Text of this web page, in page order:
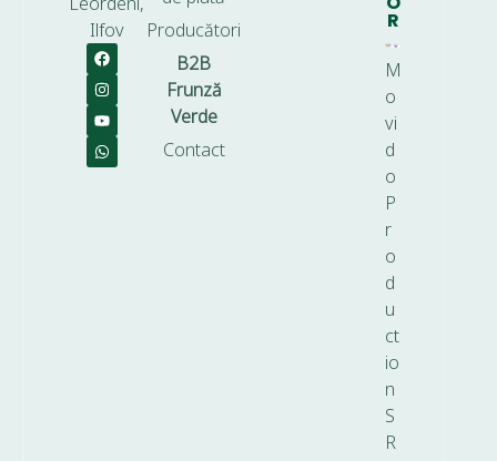
Ilfov
Producători
B2B
Frunză
Verde
Contact
R
M
o
vi
d
o
P
r
o
d
u
ct
io
n
S
R